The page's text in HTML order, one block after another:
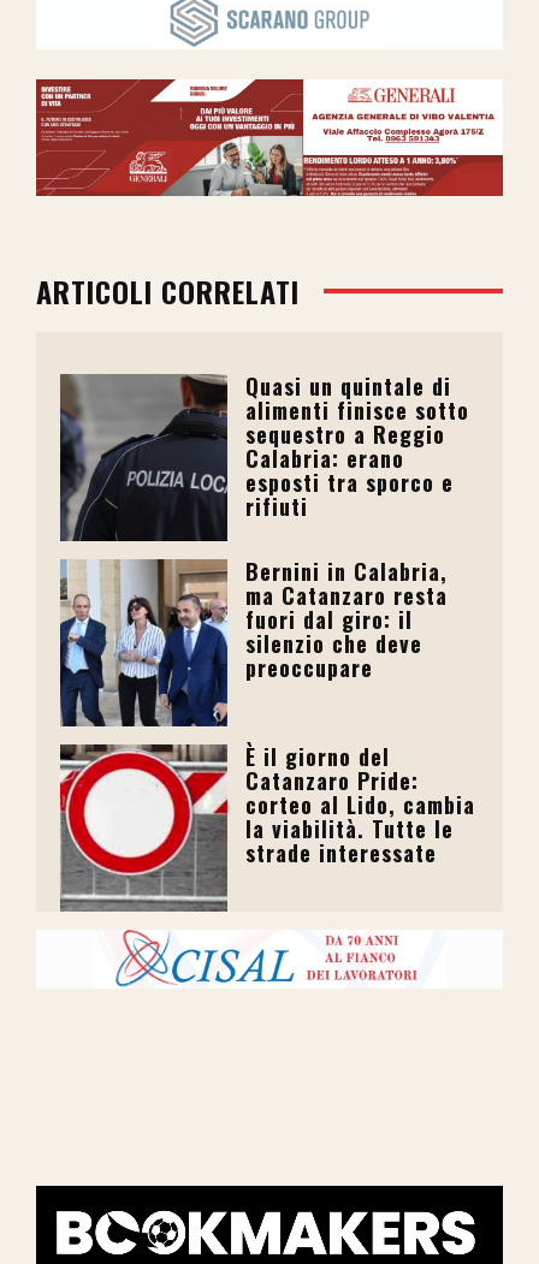
ARTICOLI CORRELATI
Quasi un quintale di
alimenti finisce sotto
sequestro a Reggio
Calabria: erano
esposti tra sporco e
rifiuti
Bernini in Calabria,
ma Catanzaro resta
fuori dal giro: il
silenzio che deve
preoccupare
È il giorno del
Catanzaro Pride:
corteo al Lido, cambia
la viabilità. Tutte le
strade interessate